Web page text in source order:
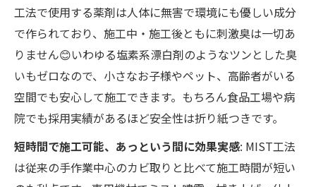
工法で使用する薬剤は人体に無害で環境にも優しい成分
で作られており、施工中・施工後ともに刺激臭は一切あ
りません😊いわゆる塩素系漂白剤のようなツンとした臭
いもゼロなので、小さなお子様やペット、高齢者がいる
空間でも安心して施工できます。もちろん食品工場や病
院でも採用実績があるほど安全性は折り紙つきです。
短時間で施工可能、あっという間に効果実感: MIST工法
は従来の手作業中心のカビ取りと比べて施工時間が短い